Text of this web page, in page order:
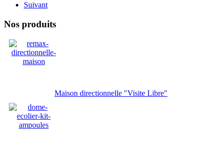
Suivant
Nos produits
Maison directionnelle "Visite Libre"